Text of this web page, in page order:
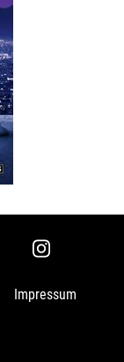
Impressum